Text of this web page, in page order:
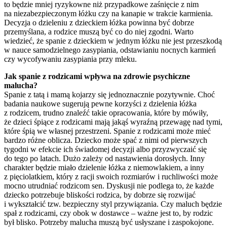
to będzie mniej ryzykowne niż przypadkowe zaśnięcie z nim
na niezabezpieczonym łóżku czy na kanapie w trakcie karmienia.
Decyzja o dzieleniu z dzieckiem łóżka powinna być dobrze
przemyślana, a rodzice muszą być co do niej zgodni. Warto
wiedzieć, że spanie z dzieckiem w jednym łóżku nie jest przeszkodą
w nauce samodzielnego zasypiania, odstawianiu nocnych karmień
czy wycofywaniu zasypiania przy mleku.
Jak spanie z rodzicami wpływa na zdrowie psychiczne
malucha?
Spanie z tatą i mamą kojarzy się jednoznacznie pozytywnie. Choć
badania naukowe sugerują pewne korzyści z dzielenia łóżka
z rodzicem, trudno znaleźć takie opracowania, które by mówiły,
że dzieci śpiące z rodzicami mają jakąś wyraźną przewagę nad tymi,
które śpią we własnej przestrzeni. Spanie z rodzicami może mieć
bardzo różne oblicza. Dziecko może spać z nimi od pierwszych
tygodni w efekcie ich świadomej decyzji albo przyzwyczaić się
do tego po latach. Dużo zależy od nastawienia dorosłych. Inny
charakter będzie miało dzielenie łóżka z niemowlakiem, a inny
z pięciolatkiem, który z racji swoich rozmiarów i ruchliwości może
mocno utrudniać rodzicom sen. Dyskusji nie podlega to, że każde
dziecko potrzebuje bliskości rodzica, by dobrze się rozwijać
i wykształcić tzw. bezpieczny styl przywiązania. Czy maluch będzie
spał z rodzicami, czy obok w dostawce – ważne jest to, by rodzic
był blisko. Potrzeby malucha muszą być usłyszane i zaspokojone.